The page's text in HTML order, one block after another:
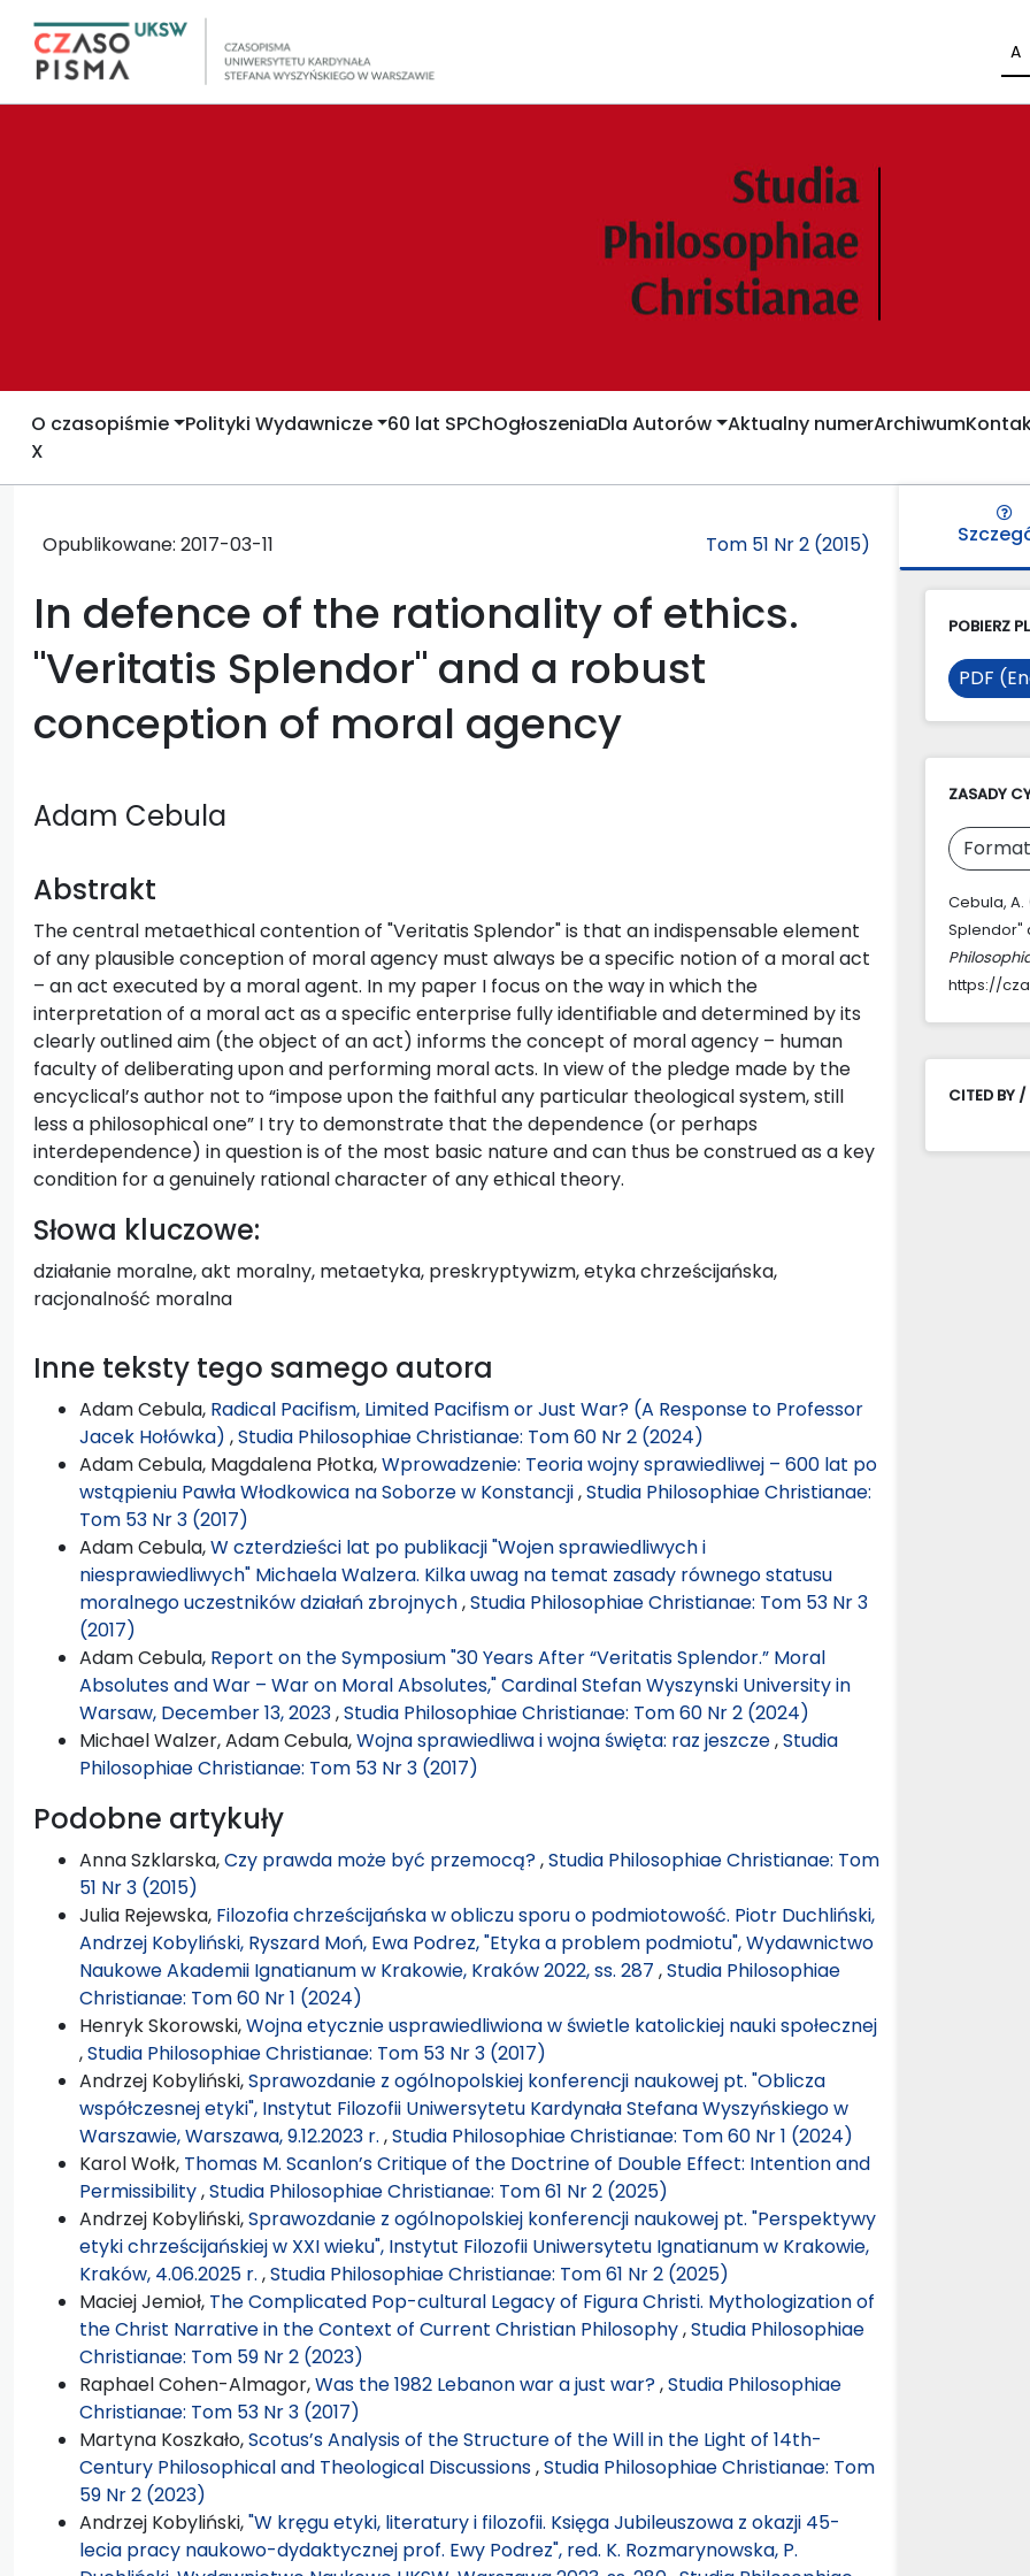
A
O czasopiśmie Polityki Wydawnicze 60 lat SPChOgłoszeniaDla Autorów Aktualny numerArchiwum
X
Opublikowane: 2017-03-11 Tom 51 Nr 2 (2015)
In defence of the rationality of ethics.
"Veritatis Splendor" and a robust
conception of moral agency
Adam Cebula
Abstrakt
The central metaethical contention of "Veritatis Splendor" is that an indispensable element
of any plausible conception of moral agency must always be a specific notion of a moral act
– an act executed by a moral agent. In my paper I focus on the way in which the
interpretation of a moral act as a specific enterprise fully identifiable and determined by its
clearly outlined aim (the object of an act) informs the concept of moral agency – human
faculty of deliberating upon and performing moral acts. In view of the pledge made by the
encyclical’s author not to “impose upon the faithful any particular theological system, still
less a philosophical one” I try to demonstrate that the dependence (or perhaps
interdependence) in question is of the most basic nature and can thus be construed as a key
condition for a genuinely rational character of any ethical theory.
Słowa kluczowe:
działanie moralne, akt moralny, metaetyka, preskryptywizm, etyka chrześcijańska,
racjonalność moralna
Inne teksty tego samego autora
Adam Cebula, Radical Pacifism, Limited Pacifism or Just War? (A Response to Professor
Jacek Hołówka) ,Studia Philosophiae Christianae: Tom 60 Nr 2 (2024)
Adam Cebula, Magdalena Płotka,Wprowadzenie: Teoria wojny sprawiedliwej – 600 lat po
wstąpieniu Pawła Włodkowica na Soborze w Konstancji,Studia Philosophiae Christianae:
Tom 53 Nr 3 (2017)
Adam Cebula,W czterdzieści lat po publikacji "Wojen sprawiedliwych i
niesprawiedliwych" Michaela Walzera. Kilka uwag na temat zasady równego statusu
moralnego uczestników działań zbrojnych,Studia Philosophiae Christianae: Tom 53 Nr 3
(2017)
Adam Cebula, Report on the Symposium "30 Years After “Veritatis Splendor.” Moral
Absolutes and War – War on Moral Absolutes," Cardinal Stefan Wyszynski University in
Warsaw, December 13, 2023,Studia Philosophiae Christianae: Tom 60 Nr 2 (2024)
Michael Walzer, Adam Cebula,Wojna sprawiedliwa i wojna święta: raz jeszcze,Studia
Philosophiae Christianae: Tom 53 Nr 3 (2017)
Podobne artykuły
Anna Szklarska,Czy prawda może być przemocą?,Studia Philosophiae Christianae: Tom
51 Nr 3 (2015)
Julia Rejewska, Filozofia chrześcijańska w obliczu sporu o podmiotowość. Piotr Duchliński,
Andrzej Kobyliński, Ryszard Moń, Ewa Podrez, "Etyka a problem podmiotu", Wydawnictwo
Naukowe Akademii Ignatianum w Krakowie, Kraków 2022, ss. 287 ,Studia Philosophiae
Christianae: Tom 60 Nr 1 (2024)
Henryk Skorowski,Wojna etycznie usprawiedliwiona w świetle katolickiej nauki społecznej
,Studia Philosophiae Christianae: Tom 53 Nr 3 (2017)
Andrzej Kobyliński,Sprawozdanie z ogólnopolskiej konferencji naukowej pt. "Oblicza
współczesnej etyki", Instytut Filozofii Uniwersytetu Kardynała Stefana Wyszyńskiego w
Warszawie, Warszawa, 9.12.2023 r. ,Studia Philosophiae Christianae: Tom 60 Nr 1 (2024)
Karol Wołk, Thomas M. Scanlon’s Critique of the Doctrine of Double Effect: Intention and
Permissibility,Studia Philosophiae Christianae: Tom 61 Nr 2 (2025)
Andrzej Kobyliński,Sprawozdanie z ogólnopolskiej konferencji naukowej pt. "Perspektywy
etyki chrześcijańskiej w XXI wieku", Instytut Filozofii Uniwersytetu Ignatianum w Krakowie,
Kraków, 4.06.2025 r. ,Studia Philosophiae Christianae: Tom 61 Nr 2 (2025)
Maciej Jemioł, The Complicated Pop-cultural Legacy of Figura Christi. Mythologization of
the Christ Narrative in the Context of Current Christian Philosophy,Studia Philosophiae
Christianae: Tom 59 Nr 2 (2023)
Raphael Cohen-Almagor,Was the 1982 Lebanon war a just war?,Studia Philosophiae
Christianae: Tom 53 Nr 3 (2017)
Martyna Koszkało,Scotus’s Analysis of the Structure of the Will in the Light of 14th-
Century Philosophical and Theological Discussions,Studia Philosophiae Christianae: Tom
59 Nr 2 (2023)
Andrzej Kobyliński,"W kręgu etyki, literatury i filozofii. Księga Jubileuszowa z okazji 45-
lecia pracy naukowo-dydaktycznej prof. Ewy Podrez", red. K. Rozmarynowska, P.
POBIERZ
PDF
ZASADY
Cebula, A.
Splendor"
https://
CITED BY /